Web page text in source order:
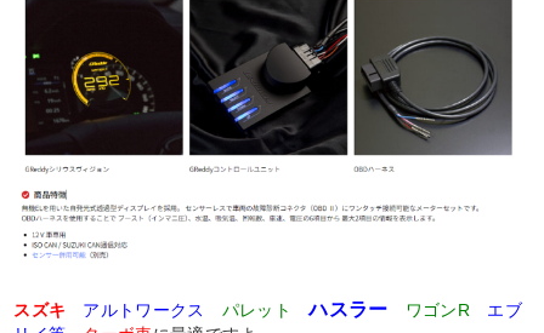
スズキ アルトワークス パレット ハスラー ワゴンR
エブ